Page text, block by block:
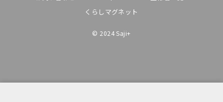
くらしマグネット
© 2024 Saji+